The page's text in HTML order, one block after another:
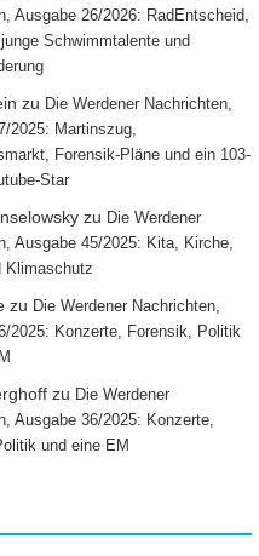
Ausgabe 26/2026: RadEntscheid,
Schwimmtalente und
zu Die Werdener Nachrichten,
2025: Martinszug,
Forensik-Pläne und ein 103-
Star
zu Die Werdener
Ausgabe 45/2025: Kita, Kirche,
Klimaschutz
zu Die Werdener Nachrichten,
2025: Konzerte, Forensik, Politik
zu Die Werdener
Ausgabe 36/2025: Konzerte,
und eine EM